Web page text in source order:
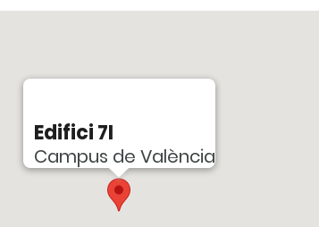
Edifici 7I
Campus de València